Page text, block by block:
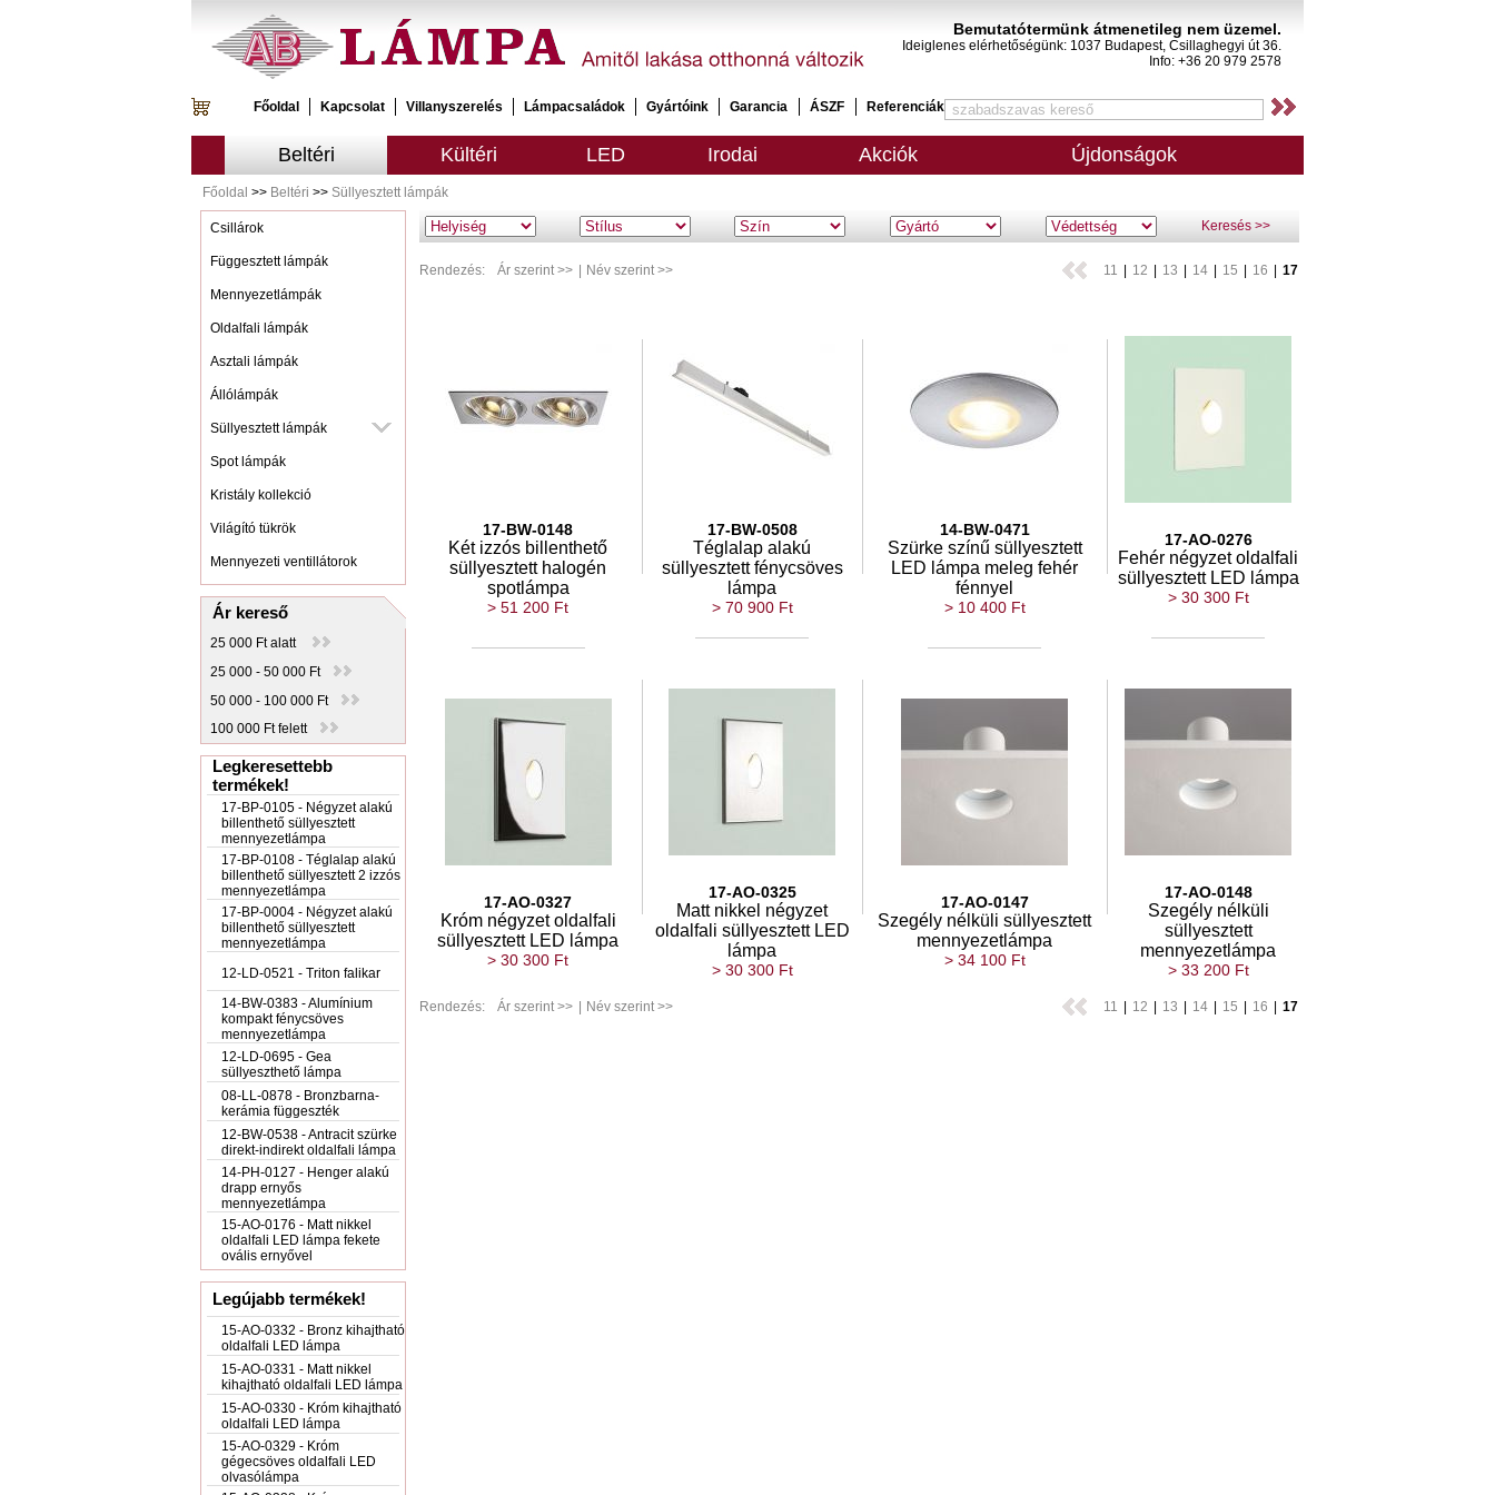
Bemutatótermünk átmenetileg nem üzemel.
Ideiglenes elérhetőségünk: 1037 Budapest, Csillaghegyi út 36.
Info: +36 20 979 2578
Főoldal Kapcsolat Villanyszerelés Lámpacsaládok Gyártóink Garancia ÁSZF Referenciák
Beltéri Kültéri LED Irodai Akciók Újdonságok
Főoldal >> Beltéri >> Süllyesztett lámpák
Csillárok
Függesztett lámpák
Mennyezetlámpák
Oldalfali lámpák
Asztali lámpák
Állólámpák
Süllyesztett lámpák
Spot lámpák
Kristály kollekció
Világító tükrök
Mennyezeti ventillátorok
Ár kereső
25 000 Ft alatt
25 000 - 50 000 Ft
50 000 - 100 000 Ft
100 000 Ft felett
Legkeresettebb
termékek!
17-BP-0105 - Négyzet alakú
billenthető süllyesztett
mennyezetlámpa
17-BP-0108 - Téglalap alakú
billenthető süllyesztett 2 izzós
mennyezetlámpa
17-BP-0004 - Négyzet alakú
billenthető süllyesztett
mennyezetlámpa
12-LD-0521 - Triton falikar
14-BW-0383 - Alumínium
kompakt fénycsöves
mennyezetlámpa
12-LD-0695 - Gea
süllyeszthető lámpa
08-LL-0878 - Bronzbarna-
kerámia függeszték
12-BW-0538 - Antracit szürke
direkt-indirekt oldalfali lámpa
14-PH-0127 - Henger alakú
drapp ernyős
mennyezetlámpa
15-AO-0176 - Matt nikkel
oldalfali LED lámpa fekete
ovális ernyővel
Legújabb termékek!
15-AO-0332 - Bronz kihajtható
oldalfali LED lámpa
15-AO-0331 - Matt nikkel
kihajtható oldalfali LED lámpa
15-AO-0330 - Króm kihajtható
oldalfali LED lámpa
15-AO-0329 - Króm
gégecsöves oldalfali LED
olvasólámpa
Keresés >>
Rendezés: Ár szerint >> Név szerint >> 11 12 13 14 15 16 17
17-BW-0148
Két izzós billenthető
süllyesztett halogén
spotlámpa
> 51 200 Ft
17-BW-0508
Téglalap alakú
süllyesztett fénycsöves
lámpa
> 70 900 Ft
14-BW-0471
Szürke színű süllyesztett
LED lámpa meleg fehér
fénnyel
> 10 400 Ft
17-AO-0276
Fehér négyzet oldalfali
süllyesztett LED lámpa
> 30 300 Ft
17-AO-0327
Króm négyzet oldalfali
süllyesztett LED lámpa
> 30 300 Ft
17-AO-0325
Matt nikkel négyzet
oldalfali süllyesztett LED
lámpa
> 30 300 Ft
17-AO-0147
Szegély nélküli süllyesztett
mennyezetlámpa
> 34 100 Ft
17-AO-0148
Szegély nélküli
süllyesztett
mennyezetlámpa
> 33 200 Ft
Rendezés: Ár szerint >> Név szerint >> 11 12 13 14 15 16 17